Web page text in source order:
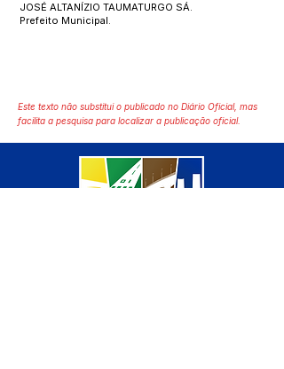
JOSÉ ALTANÍZIO TAUMATURGO SÁ.
Prefeito Municipal.
Este texto não substitui o publicado no Diário Oficial, mas
facilita a pesquisa para localizar a publicação oficial.